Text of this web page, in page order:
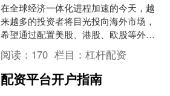
在全球经济一体化进程加速的今天，越
来越多的投资者将目光投向海外市场，
希望通过配置美股、港股、欧股等外盘
资产，实现资产的多元化布局和风险分
散。然而，传统外盘投资往....
阅读： 170 栏目：杠杆配资
配资平台开户指南